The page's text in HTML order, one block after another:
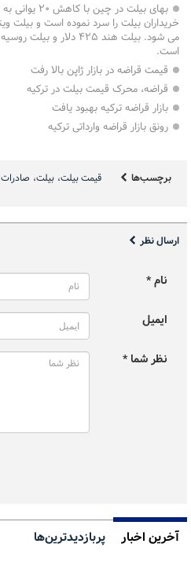
است.
قیمت قراضه در بازار ژاپن بالا رفت
قراضه، محرک قیمت بیلت در ترکیه
بازار قراضه ترکیه بهبود یافت
رونق بازار قراضه وارداتی ترکیه
برچسب‌ها قیمت بیلت بیلت صادرات
ارسال نظر
نام *
ایمیل
نظر شما *
آخرین اخبار پربازدیدترین‌ها